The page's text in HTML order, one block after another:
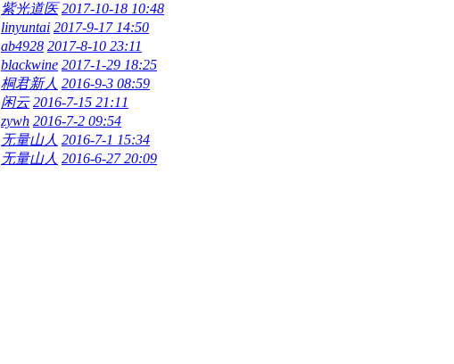
紫光道医 2017-10-18 10:48
linyuntai 2017-9-17 14:50
ab4928 2017-8-10 23:11
blackwine 2017-1-29 18:25
桐君新人 2016-9-3 08:59
闲云 2016-7-15 21:11
zywh 2016-7-2 09:54
无量山人 2016-7-1 15:34
无量山人 2016-6-27 20:09